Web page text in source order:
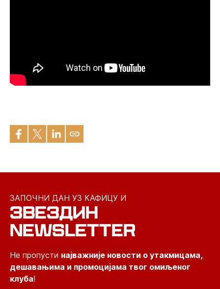
ЗАПОЧНИ ДАН УЗ КАФИЦУ И
ЗВЕЗДИН
NEWSLETTER
Не пропусти најважније новости о утакмицама,
дешавањима и промоцијама твог омиљеног
клуба!